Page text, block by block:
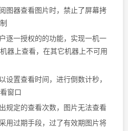
器查看图片时，禁止了屏幕拷
一授权的的功能，实现一机一
器上查看，在其它机器上不可用
查看时间，进行倒数计秒，
窗口
定的查看次数，图片无法查看
过期手段，过了有效期图片将